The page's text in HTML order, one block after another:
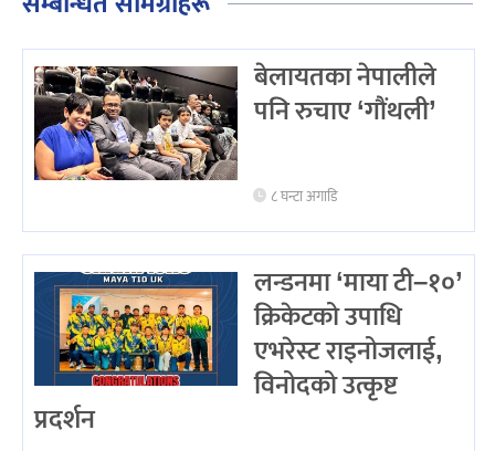
बेलायतका नेपालीले
पनि रुचाए ‘गौंथली’
८ घन्टा अगाडि
लन्डनमा ‘माया टी–१०’
क्रिकेटको उपाधि
एभरेस्ट राइनोजलाई,
विनोदको उत्कृष्ट
प्रदर्शन